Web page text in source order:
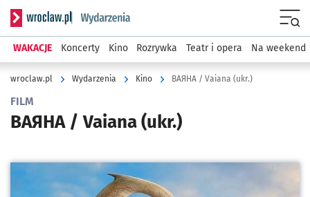
Serwis informacyjny wroclaw.pl podserwis: Wydarzenia
WAKACJE Koncerty Kino Rozrywka Teatr i opera Na weekend
wroclaw.pl Wydarzenia Kino ВАЯНА / Vaiana (ukr.)
FILM
ВАЯНА / Vaiana (ukr.)
Kliknij, aby powiększyć